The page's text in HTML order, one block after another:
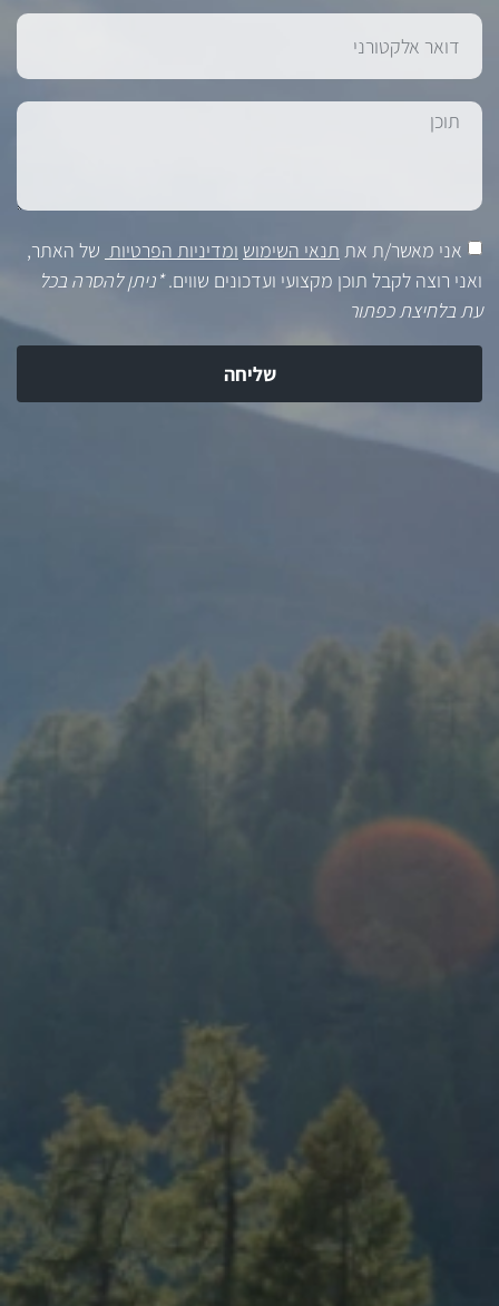
אני מאשר/ת את תנאי השימוש ומדיניות הפרטיות של האתר,
ואני רוצה לקבל תוכן מקצועי ועדכונים שווים.*ניתן להסרה בכל
עת בלחיצת כפתור
שליחה